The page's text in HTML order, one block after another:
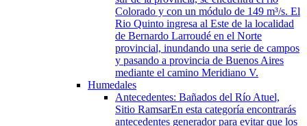
Colorado y con un módulo de 149 m³/s. El
Rio Quinto ingresa al Este de la localidad
de Bernardo Larroudé en el Norte
provincial, inundando una serie de campos
y pasando a provincia de Buenos Aires
mediante el camino Meridiano V.
Humedales
Antecedentes: Bañados del Río Atuel,
Sitio RamsarEn esta categoría encontrarás
antecedentes generador para evitar que los